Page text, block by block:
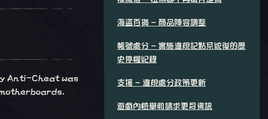
Anti-Cheat was
海盜百貨 - 商品陣容調整
帳號處分 - 實施違規記點系統後的歷
史停權紀錄
支援 - 違規處分政策更新
遊戲內檢舉和請求更多資訊